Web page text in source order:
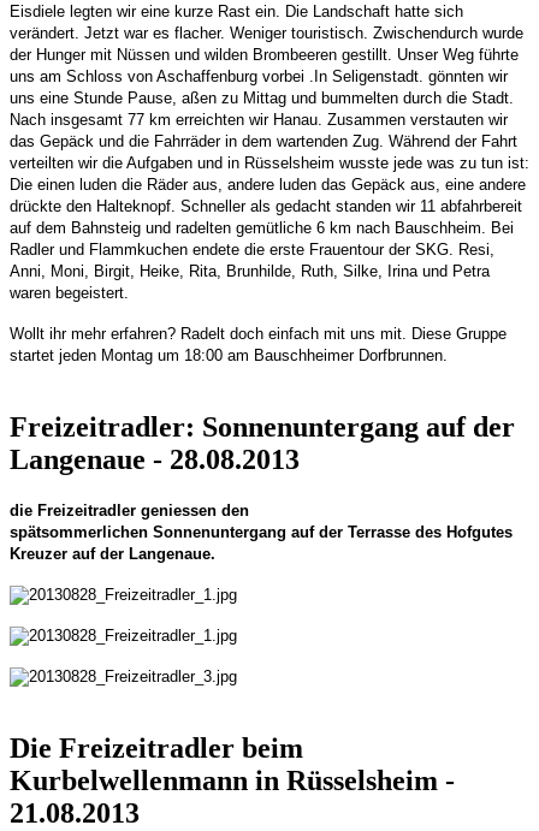
Eisdiele legten wir eine kurze Rast ein. Die Landschaft hatte sich
verändert. Jetzt war es flacher. Weniger touristisch. Zwischendurch wurde
der Hunger mit Nüssen und wilden Brombeeren gestillt. Unser Weg führte
uns am Schloss von Aschaffenburg vorbei .In Seligenstadt. gönnten wir
uns eine Stunde Pause, aßen zu Mittag und bummelten durch die Stadt.
Nach insgesamt 77 km erreichten wir Hanau. Zusammen verstauten wir
das Gepäck und die Fahrräder in dem wartenden Zug. Während der Fahrt
verteilten wir die Aufgaben und in Rüsselsheim wusste jede was zu tun ist:
Die einen luden die Räder aus, andere luden das Gepäck aus, eine andere
drückte den Halteknopf. Schneller als gedacht standen wir 11 abfahrbereit
auf dem Bahnsteig und radelten gemütliche 6 km nach Bauschheim. Bei
Radler und Flammkuchen endete die erste Frauentour der SKG. Resi,
Anni, Moni, Birgit, Heike, Rita, Brunhilde, Ruth, Silke, Irina und Petra
waren begeistert.
Wollt ihr mehr erfahren? Radelt doch einfach mit uns mit. Diese Gruppe
startet jeden Montag um 18:00 am Bauschheimer Dorfbrunnen.
Freizeitradler: Sonnenuntergang auf der
Langenaue - 28.08.2013
die Freizeitradler geniessen den
spätsommerlichen Sonnenuntergang auf der Terrasse des Hofgutes
Kreuzer auf der Langenaue.
Die Freizeitradler beim
Kurbelwellenmann in Rüsselsheim -
21.08.2013